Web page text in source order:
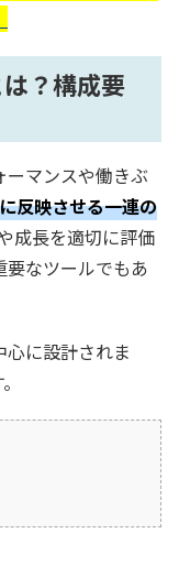
？構成要
ーマンスや働きぶ
反映させる一連の
成長を適切に評価
なツールでもあ
に設計されま